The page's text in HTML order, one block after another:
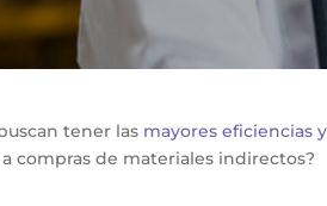
tener las mayores eficiencias
compras de materiales indirectos?